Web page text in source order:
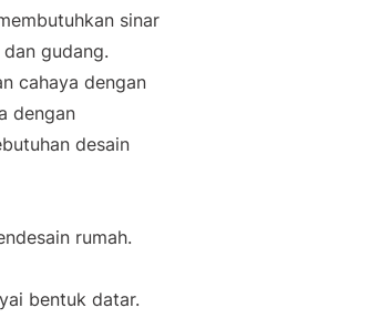
sinar
gudang.
cahaya dengan
dengan
desain
rumah.
bentuk datar.